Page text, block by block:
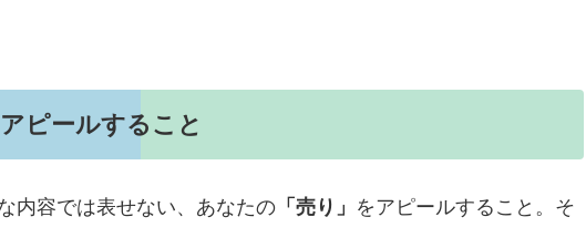
ピールすること
内容では表せない、あなたの 「売り」 をアピールすること。そ